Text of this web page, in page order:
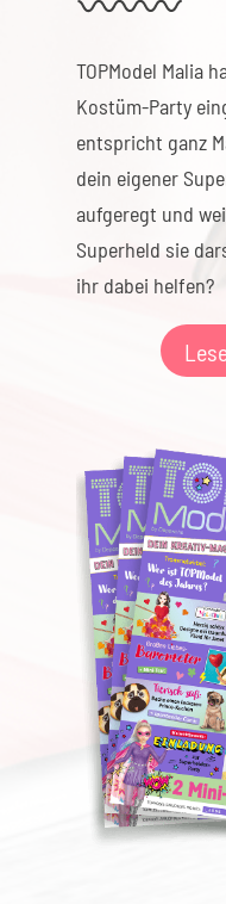
TOPModel Malia
Kostüm-Party
entspricht ganz
dein eigener
aufgeregt und
Superheld sie
ihr dabei helfen?